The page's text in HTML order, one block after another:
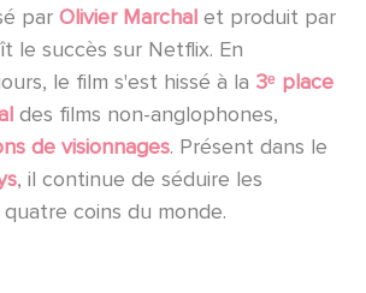
par Olivier Marchal et produit par
le succès sur Netflix. En
le film s'est hissé à la 3ᵉ place
des films non-anglophones,
de visionnages. Présent dans le
, il continue de séduire les
coins du monde.